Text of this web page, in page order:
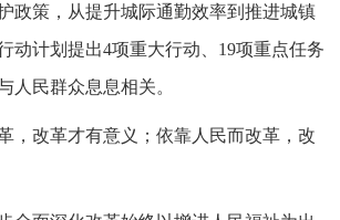
政策，从提升城际通勤效率到推进城镇
计划提出4项重大行动、19项重点任务
人民群众息息相关。
，改革才有意义；依靠人民而改革，改